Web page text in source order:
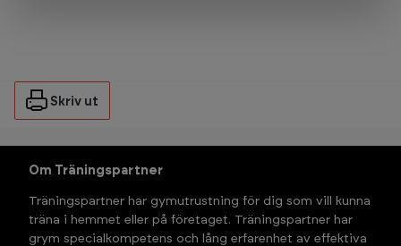
Skriv ut
Om Träningspartner
Träningspartner har gymutrustning för dig som vill kunna
träna i hemmet eller på företaget. Träningspartner har
grym specialkompetens och lång erfarenhet av effektiva